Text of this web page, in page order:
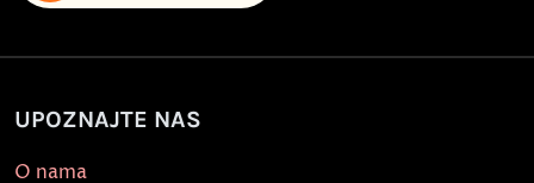
UPOZNAJTE NAS
O nama